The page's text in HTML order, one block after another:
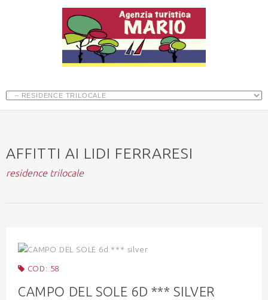
AFFITTI AI LIDI FERRARESI
residence trilocale
COD: 58
CAMPO DEL SOLE 6D *** SILVER